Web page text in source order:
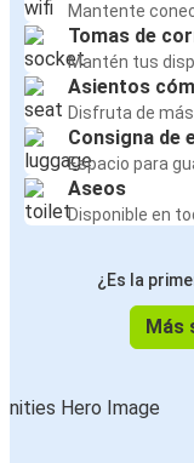
Mantente
Tomas de
Mantén tus
Asientos
Disfruta de
Consigna de
Espacio para
Aseos
Disponible en
¿Es la
Más